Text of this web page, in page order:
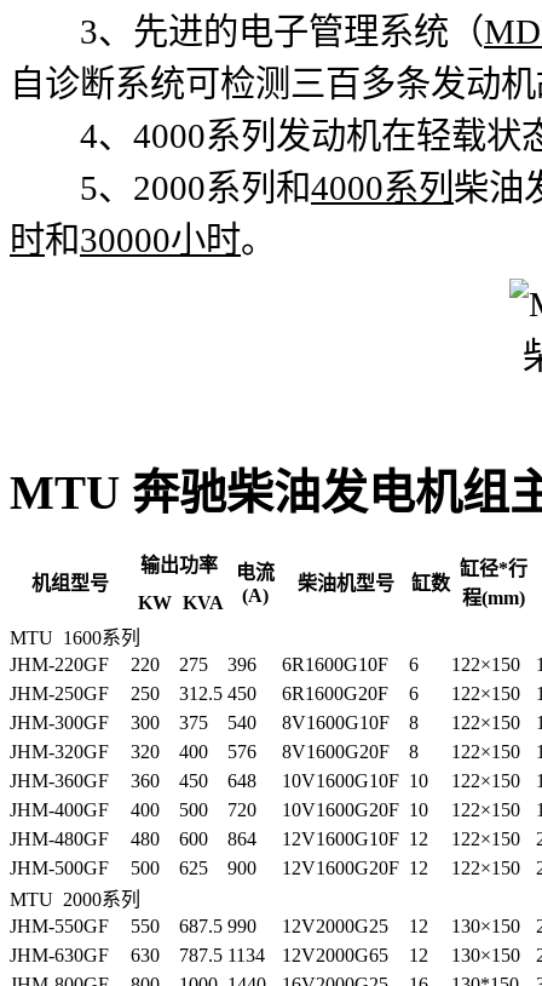
3、先进的电子管理系统（
自诊断系统可检测三百多条发动
4、4000系列发动机在轻载状
5、2000系列和4000系列 柴油
时和30000小时。
MTU 奔驰柴油发电机组
机组型号
输出功率
电流
(A)
柴油机型号 缸数
缸径*行
程(mm)
KW KVA
MTU 1600系列
JHM-220GF
220 275 396 6R1600G10F 6 122×150
JHM-250GF
250 312.5 450 6R1600G20F 6 122×150
JHM-300GF
300 375 540 8V1600G10F 8 122×150
JHM-320GF
320 400 576 8V1600G20F 8 122×150
JHM-360GF
360 450 648 10V1600G10F 10 122×150
JHM-400GF
400 500 720 10V1600G20F 10 122×150
JHM-480GF
480 600 864 12V1600G10F 12 122×150
JHM-500GF
500 625 900 12V1600G20F 12 122×150
MTU 2000系列
JHM-550GF
550 687.5 990 12V2000G25 12 130×150
JHM-630GF
630 787.5 1134 12V2000G65 12 130×150